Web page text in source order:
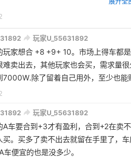
病毒。第三方软件一概不用。能给个
不行么？晚上10多辆三菱08 买了一
日账号就被封了。是这两个中一个
玩家U_55631892
玩家想合 +8 +9+ 10。市场上得车都
难卖出去，其他玩家也会买，需求量
7000W.除了留着自己用外，至少也
玩家U_55631892
A车要合到+3才有盈利，合到+2在卖
买。买多了卖不出去就留在手里了，
车便宜的也是没多少。